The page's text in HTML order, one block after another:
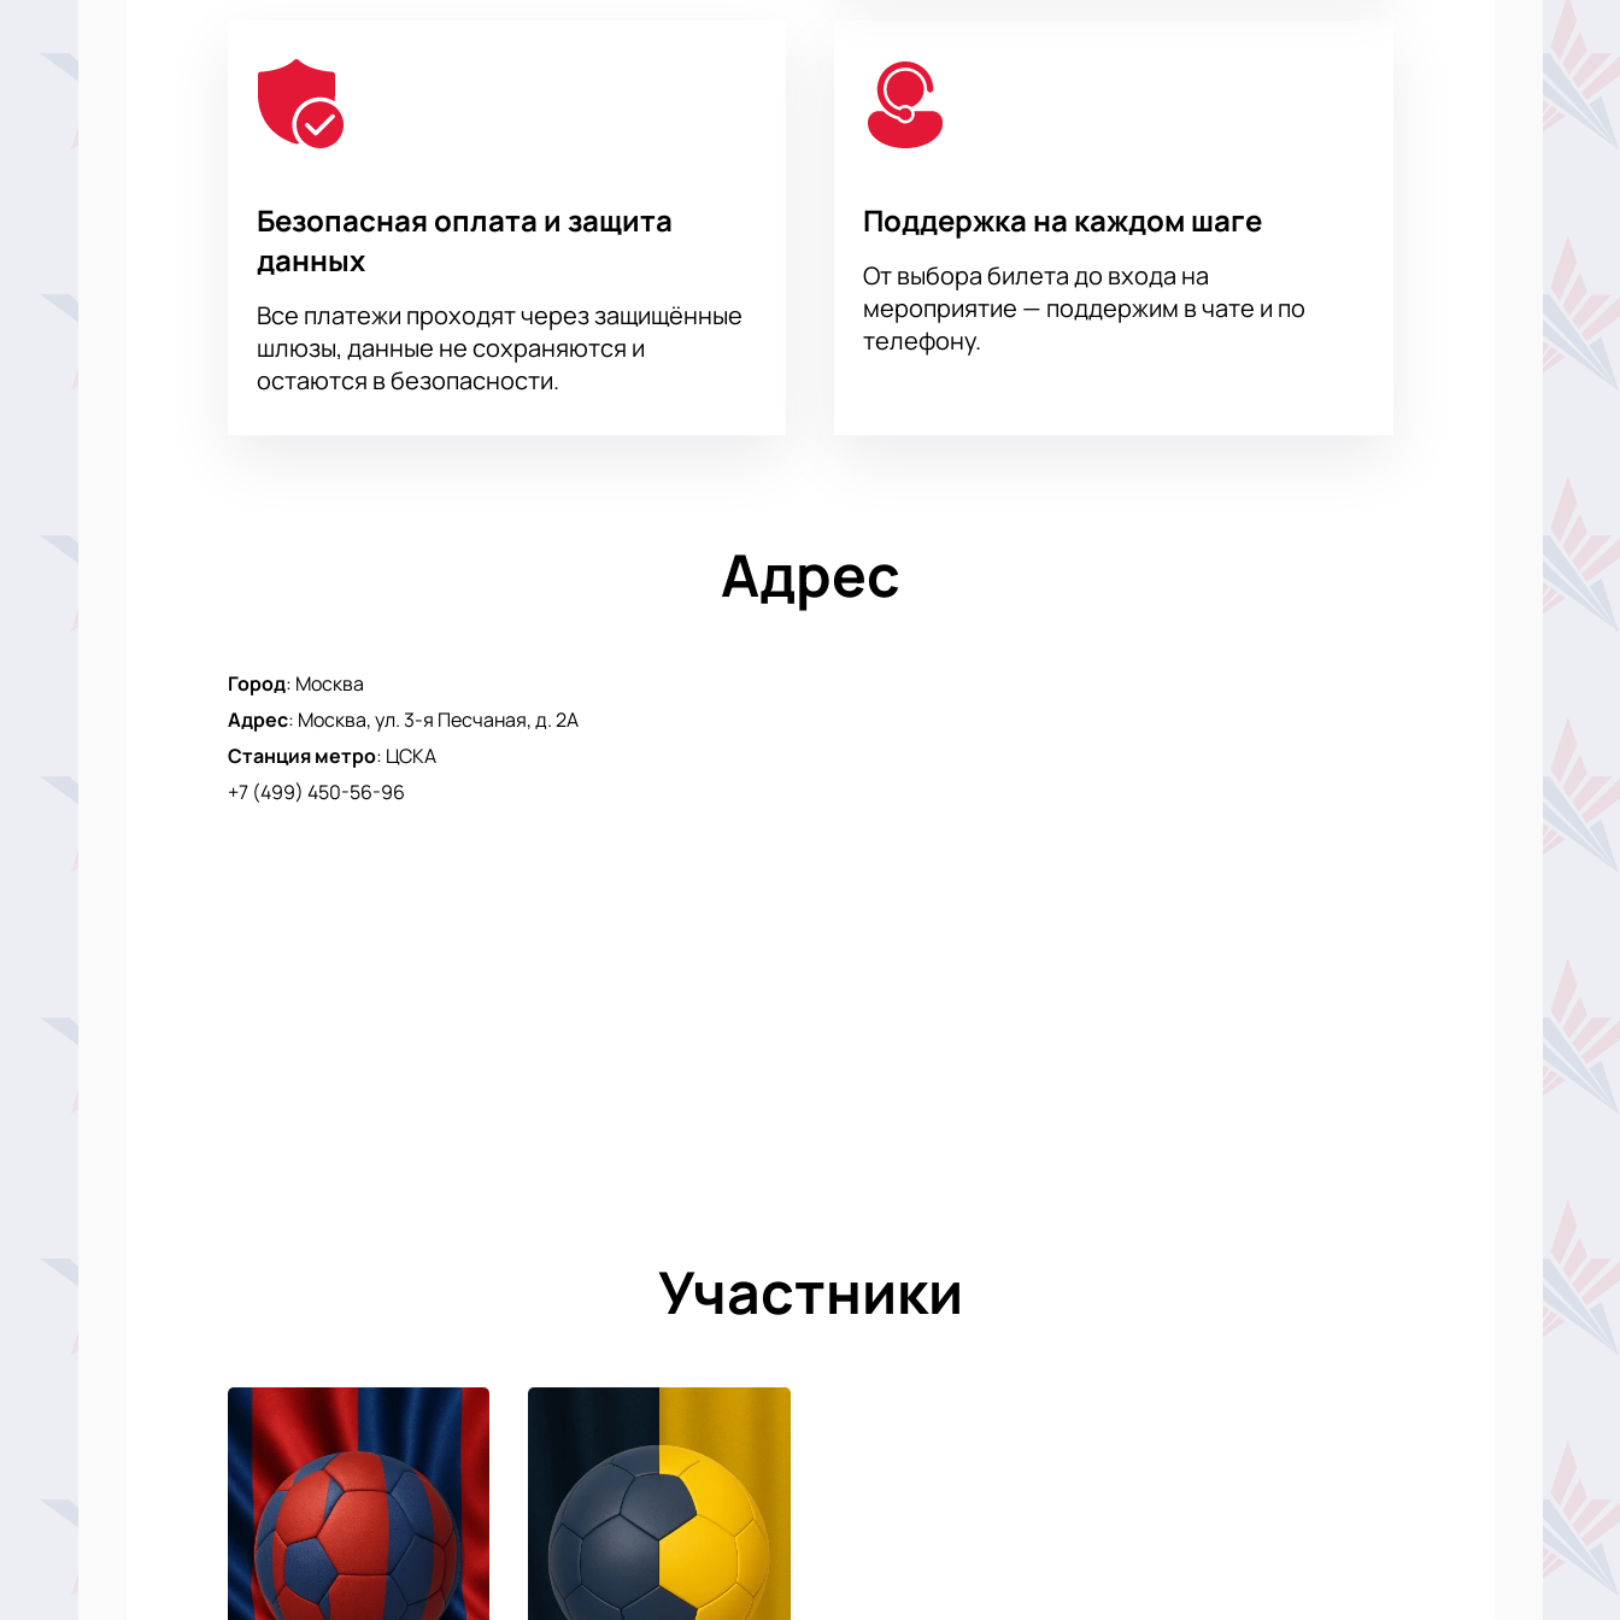
Безопасная оплата и защита
данных
Все платежи проходят через защищённые
шлюзы, данные не сохраняются и
остаются в безопасности.
Поддержка на каждом шаге
От выбора билета до входа на
мероприятие — поддержим в чате и по
телефону.
Адрес
Город: Москва
Адрес: Москва, ул. 3-я Песчаная, д. 2А
Станция метро: ЦСКА
+7 (499) 450-56-96
Участники